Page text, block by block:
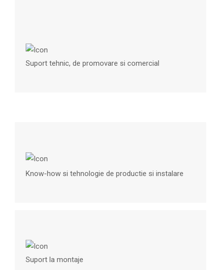
Suport tehnic, de promovare si comercial
Know-how si tehnologie de productie si instalare
Suport la montaje